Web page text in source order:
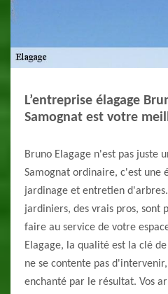
L’entreprise élagage
Samognat est votre
Bruno Elagage n'est pas juste
Samognat ordinaire, c'est une
jardinage et entretien
jardiniers, des vrais pros, sont
faire au service de votre
Elagage, la qualité est la clé
ne se contente pas
enchanté par le résultat. Vos